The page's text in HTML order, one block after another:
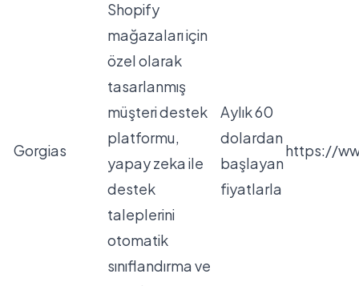
Gorgias
Shopify
mağazaları için
özel olarak
tasarlanmış
müşteri destek
platformu,
yapay zeka ile
destek
taleplerini
otomatik
sınıflandırma ve
Aylık 60
dolardan
başlayan
fiyatlarla
https://